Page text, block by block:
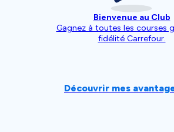
Bienvenue au Club
Gagnez à toutes les courses
fidélité Carrefour.
Découvrir mes